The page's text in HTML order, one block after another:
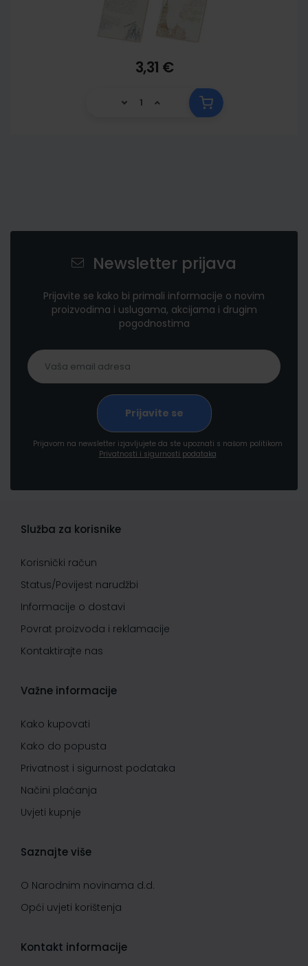
3,31 €
Newsletter prijava
Prijavite se kako bi primali informacije o novim
proizvodima i uslugama, akcijama i drugim
pogodnostima
Prijavom na newsletter izjavljujete da ste upoznati s našom politikom
Privatnosti i sigurnosti podataka
Služba za korisnike
Korisnički račun
Status/Povijest narudžbi
Informacije o dostavi
Povrat proizvoda i reklamacije
Kontaktirajte nas
Važne informacije
Kako kupovati
Kako do popusta
Privatnost i sigurnost podataka
Načini plaćanja
Uvjeti kupnje
Saznajte više
O Narodnim novinama d.d.
Opći uvjeti korištenja
Kontakt informacije